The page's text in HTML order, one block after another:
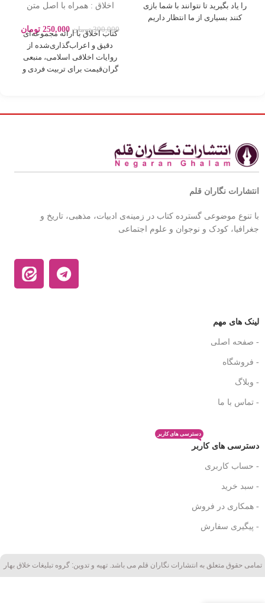
را یاد بگیرید تا نتوانند با شما بازی
کنند بسیاری از ما انتظار داریم
اخلاق : همراه با اصل متن
300,000 تومان 250,000 تومان
کتاب اخلاق با ارائه مجموعه‌ای
دقیق و اعراب‌گذاری‌شده از
روایات اخلاقی اسلامی، منبعی
گران‌قیمت برای تربیت فردی و
انتشارات نگاران قلم
با تنوع موضوعی گسترده کتاب در زمینه‌ی ادبیات، مذهبی، تاریخ و
جغرافیا، کودک و نوجوان و علوم اجتماعی
لینک های مهم
- صفحه اصلی
- فروشگاه
- وبلاگ
- تماس با ما
دسترسی های کاربر
دسترسی های کاربر
- حساب کاربری
- سبد خرید
- همکاری در فروش
- پیگیری سفارش
تمامی حقوق متعلق به انتشارات نگاران قلم می باشد. تهیه و تدوین: گروه تبلیغات خلاق بهار
کتاب
رنگ
آبزیان